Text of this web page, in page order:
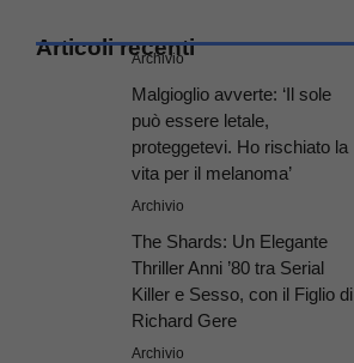
Articoli recenti
Archivio
Malgioglio avverte: ‘Il sole
può essere letale,
proteggetevi. Ho rischiato la
vita per il melanoma’
Archivio
The Shards: Un Elegante
Thriller Anni ’80 tra Serial
Killer e Sesso, con il Figlio di
Richard Gere
Archivio